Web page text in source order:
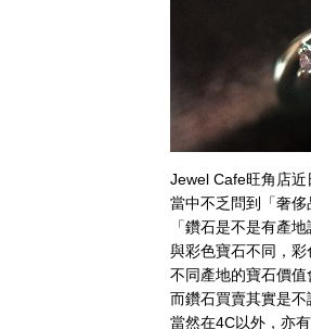
Jewel Cafe旺角店近
當中不乏問到「奢侈
「鑽石是不是有產
與彩色寶石不同，彩
不同產地的寶石價值
而鑽石買賣其實是不
當然在4C以外，亦